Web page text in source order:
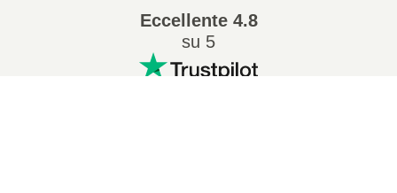
Eccellente4.8
su 5